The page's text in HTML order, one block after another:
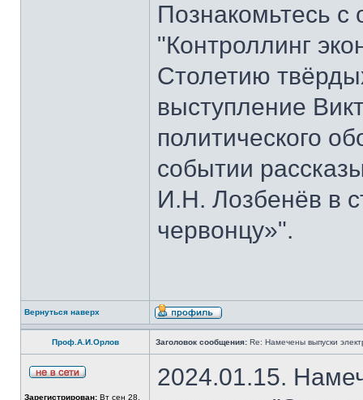
Познакомьтесь
"Контроллинг
Столетию
выступление
политического
событии
И.Н. Лозбенёв в
червонцу»".
Вернуться наверх
Проф.А.И.Орлов Заголовок сообщения: Re: Намечены выпуски
Зарегистрирован: Вт сен 28,
2024.01.15.